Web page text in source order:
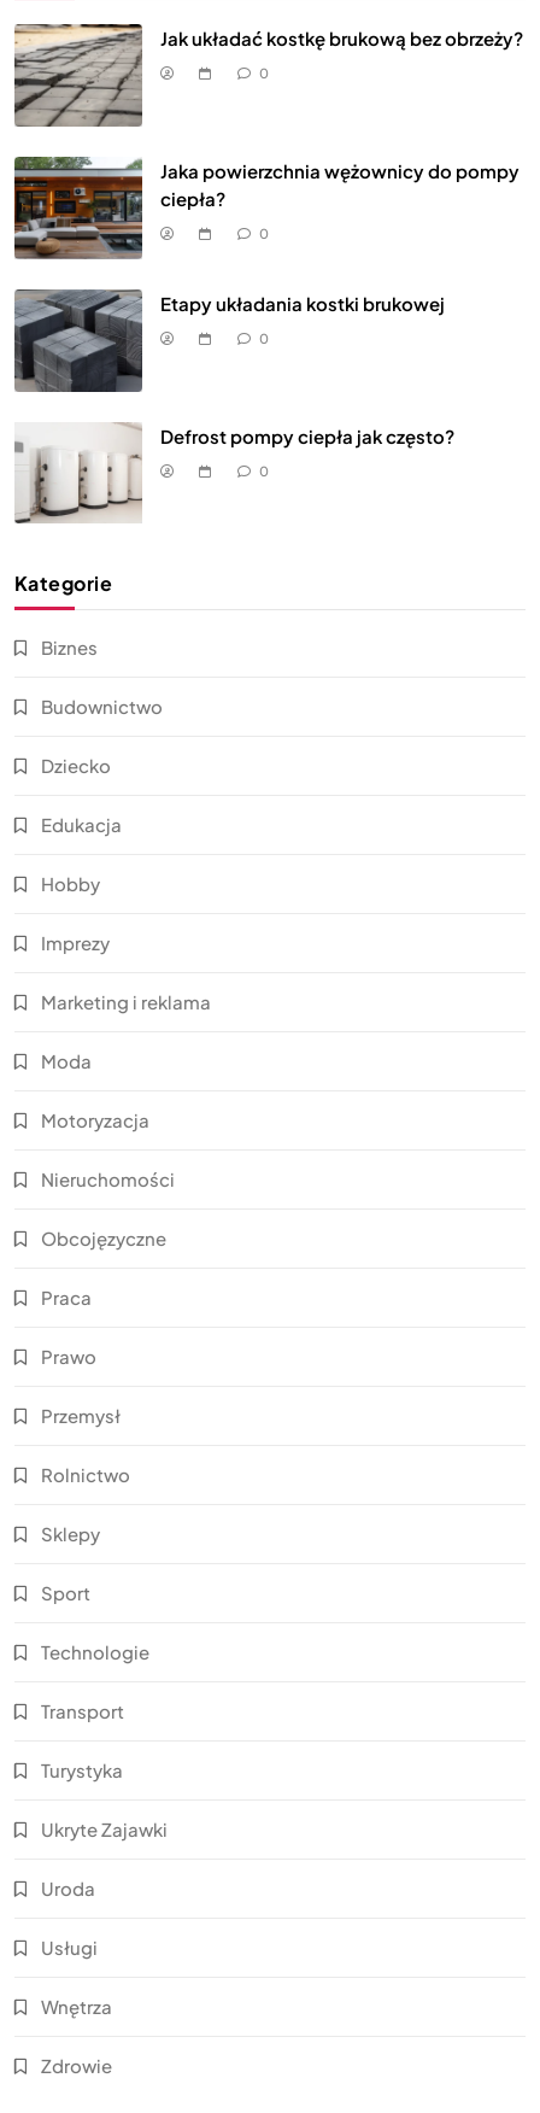
Jak układać kostkę brukową bez obrzeży?
0
Jaka powierzchnia wężownicy do pompy
ciepła?
0
Etapy układania kostki brukowej
0
Defrost pompy ciepła jak często?
0
Kategorie
Biznes
Budownictwo
Dziecko
Edukacja
Hobby
Imprezy
Marketing i reklama
Moda
Motoryzacja
Nieruchomości
Obcojęzyczne
Praca
Prawo
Przemysł
Rolnictwo
Sklepy
Sport
Technologie
Transport
Turystyka
Ukryte Zajawki
Uroda
Usługi
Wnętrza
Zdrowie